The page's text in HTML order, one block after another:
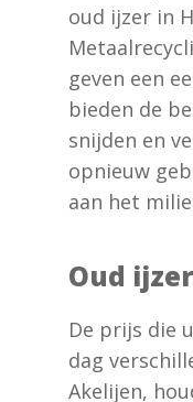
oud ijzer in
geven een
bieden de
snijden en
opnieuw
aan het
Oud
De prijs die
dag
Akelijen,